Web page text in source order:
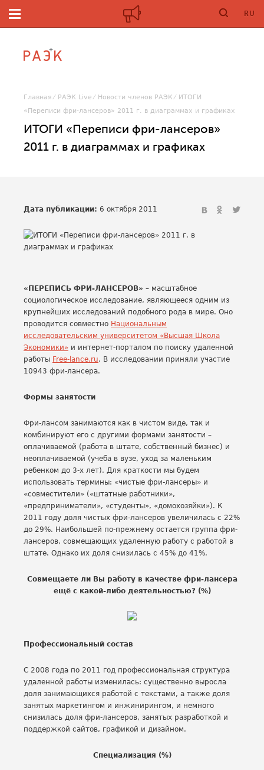
RU
Главная РАЭК Live Новости членов РАЭК
ИТОГИ
«Переписи фри-лансеров» 2011 г. в диаграммах и графиках
ИТОГИ «Переписи фри-лансеров»
2011 г. в диаграммах и графиках
Дата публикации: 6 октября 2011
«ПЕРЕПИСЬ ФРИ-ЛАНСЕРОВ» – масштабное
социологическое исследование, являющееся одним из
крупнейших исследований подобного рода в мире. Оно
проводится совместно Национальным
исследовательским университетом «Высшая Школа
Экономики» и интернет-порталом по поиску удаленной
работы Free-lance.ru. В исследовании приняли участие
10943 фри-лансера.
Формы занятости
Фри-лансом занимаются как в чистом виде, так и
комбинируют его с другими формами занятости –
оплачиваемой (работа в штате, собственный бизнес) и
неоплачиваемой (учеба в вузе, уход за маленьким
ребенком до 3-х лет). Для краткости мы будем
использовать термины: «чистые фри-лансеры» и
«совместители» («штатные работники»,
«предприниматели», «студенты», «домохозяйки»). К
2011 году доля чистых фри-лансеров увеличилась с 22%
до 29%. Наибольшей по-прежнему остается группа фри-
лансеров, совмещающих удаленную работу с работой в
штате. Однако их доля снизилась с 45% до 41%.
Совмещаете ли Вы работу в качестве фри-лансера
ещё с какой-либо деятельностью? (%)
Профессиональный состав
С 2008 года по 2011 год профессиональная структура
удаленной работы изменилась: существенно выросла
доля занимающихся работой с текстами, а также доля
занятых маркетингом и инжинирингом, и немного
снизилась доля фри-лансеров, занятых разработкой и
поддержкой сайтов, графикой и дизайном.
Специализация (%)